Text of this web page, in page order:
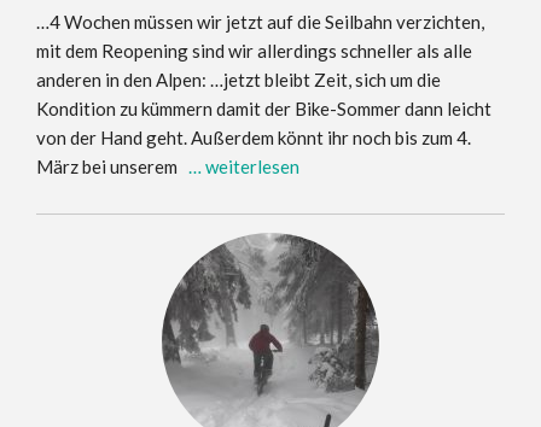
…4 Wochen müssen wir jetzt auf die Seilbahn verzichten,
mit dem Reopening sind wir allerdings schneller als alle
anderen in den Alpen: …jetzt bleibt Zeit, sich um die
Kondition zu kümmern damit der Bike-Sommer dann leicht
von der Hand geht. Außerdem könnt ihr noch bis zum 4.
März bei unserem … weiterlesen